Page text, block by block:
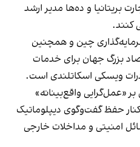
بریتانیا و ده‌ها مدیر ارشد
کنند.
چین و همچنین
بزرگ جهان برای خدمات
ویسکی اسکاتلندی است.
«عمل‌گرایی واقع‌بینانه»
حفظ گفت‌وگوی دیپلوماتیک
امنیتی و مداخلات خارجی